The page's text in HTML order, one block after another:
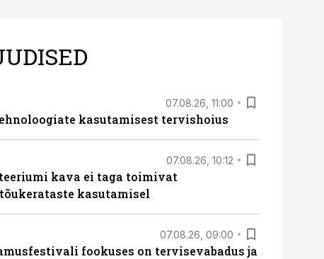
07.08.26, 11:00
kasutamisest tervishoius
07.08.26, 10:12
kava ei taga toimivat
kasutamisel
07.08.26, 09:00
fookuses on tervisevabadus ja